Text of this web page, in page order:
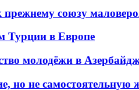
союзу
Турции в Европе
молодёжи в
но не самостоятельную